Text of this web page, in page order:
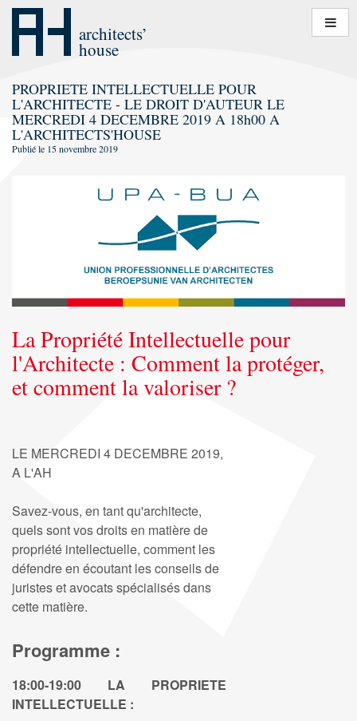
Aller
architects’
house
PROPRIETE INTELLECTUELLE POUR
L'ARCHITECTE - LE DROIT D'AUTEUR LE
MERCREDI 4 DECEMBRE 2019 A 18h00 A
L'ARCHITECTS'HOUSE
Publié le 15 novembre 2019
La Propriété Intellectuelle pour
l'Architecte : Comment la protéger,
et comment la valoriser ?
LE MERCREDI 4 DECEMBRE 2019,
A L'AH
Savez-vous, en tant qu'architecte,
quels sont vos droits en matière de
propriété intellectuelle, comment les
défendre en écoutant les conseils de
juristes et avocats spécialisés dans
cette matière.
Programme :
18:00-19:00 LA PROPRIETE
INTELLECTUELLE :